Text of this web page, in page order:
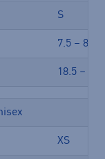
S
7.5 – 8
18.5 –
XS